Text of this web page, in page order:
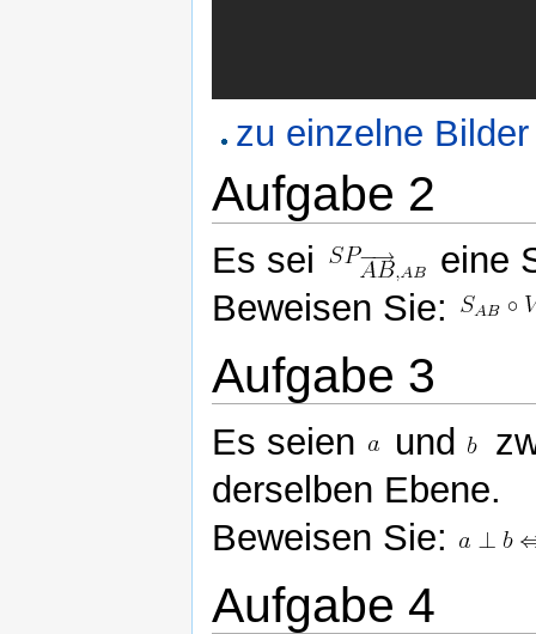
zu einzelne
Aufgabe 2
Es sei
eine
Beweisen Sie:
Aufgabe 3
Es seien und
derselben Ebene.
Beweisen Sie:
Aufgabe 4